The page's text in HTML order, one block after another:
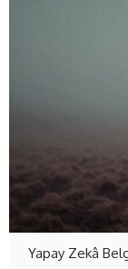
Yapay Zekâ